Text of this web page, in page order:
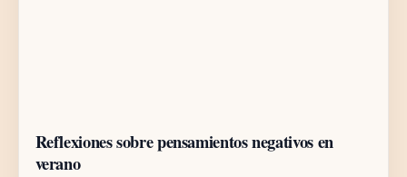
Reflexiones sobre pensamientos negativos en
verano